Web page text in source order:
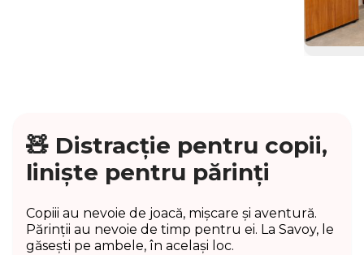
briza
din
🧸 Distracție pentru copii,
liniște pentru părinți
Copiii au nevoie de joacă, mișcare și aventură.
Părinții au nevoie de timp pentru ei. La Savoy, le
găsești pe ambele, în același loc.